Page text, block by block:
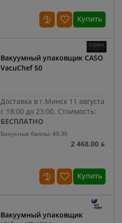
Купить
Вакуумный упаковщик CASO
VacuChef 50
Доставка в г.Минск 11 августа
с 18:00 до 23:00. Стоимость:
БЕСПЛАТНО
Бонусные баллы: 49.36
2 468.00 ƃ
Купить
Вакуумный упаковщик